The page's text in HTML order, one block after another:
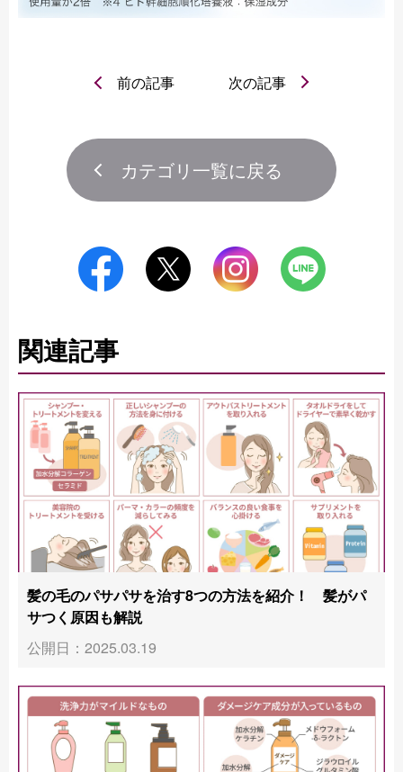
前の記事 次の記事
カテゴリ一覧に戻る
関連記事
髪の毛のパサパサを治す8つの方法を紹介！ 髪がパ
サつく原因も解説
公開日：2025.03.19